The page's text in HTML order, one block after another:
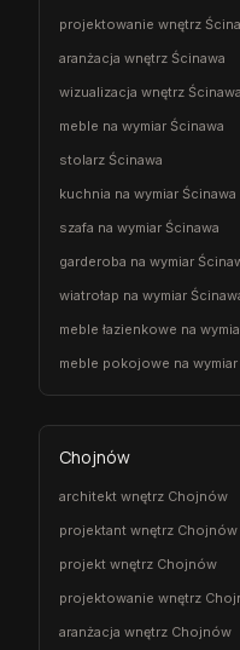
projektowanie wnętrz
aranżacja wnętrz Ścinawa
wizualizacja wnętrz Ścinawa
meble na wymiar Ścinawa
stolarz Ścinawa
kuchnia na wymiar Ścinawa
szafa na wymiar Ścinawa
garderoba na wymiar
wiatrołap na wymiar
meble łazienkowe na
meble pokojowe na wymiar
Chojnów
architekt wnętrz Chojnów
projektant wnętrz Chojnów
projekt wnętrz Chojnów
projektowanie wnętrz
aranżacja wnętrz Chojnów